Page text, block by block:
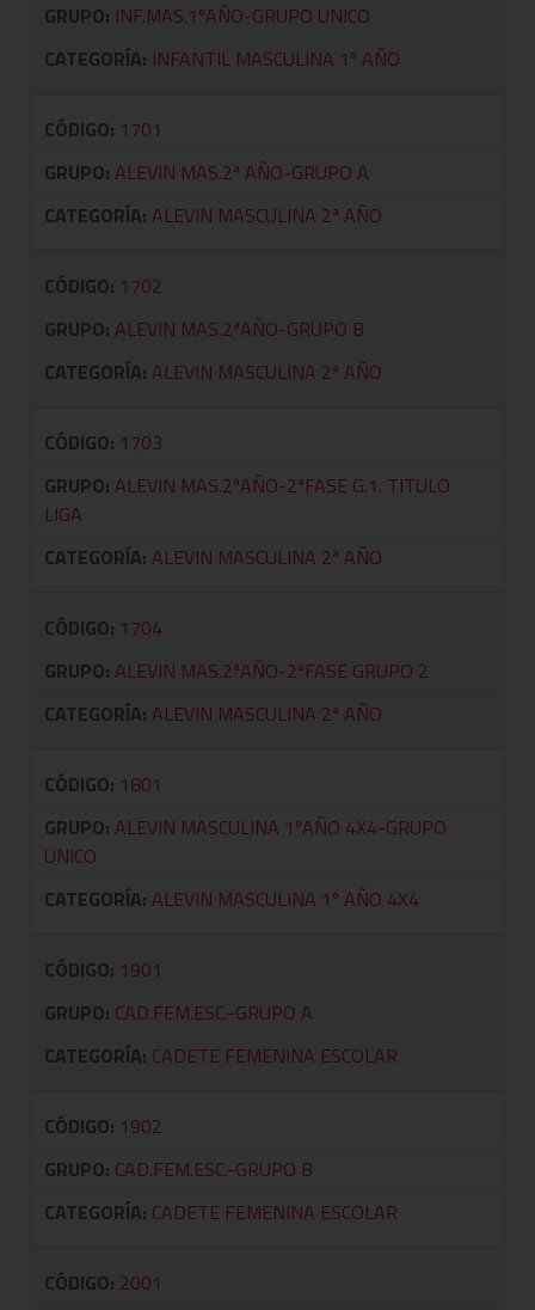
GRUPO: INF.MAS.1ºAÑO-GRUPO UNICO
CATEGORÍA: INFANTIL MASCULINA 1º AÑO
CÓDIGO: 1701
GRUPO: ALEVIN MAS.2ª AÑO-GRUPO A
CATEGORÍA: ALEVIN MASCULINA 2ª AÑO
CÓDIGO: 1702
GRUPO: ALEVIN MAS.2ªAÑO-GRUPO B
CATEGORÍA: ALEVIN MASCULINA 2ª AÑO
CÓDIGO: 1703
GRUPO: ALEVIN MAS.2ªAÑO-2ªFASE G.1. TITULO
LIGA
CATEGORÍA: ALEVIN MASCULINA 2ª AÑO
CÓDIGO: 1704
GRUPO: ALEVIN MAS.2ªAÑO-2ªFASE GRUPO 2
CATEGORÍA: ALEVIN MASCULINA 2ª AÑO
CÓDIGO: 1801
GRUPO: ALEVIN MASCULINA 1ºAÑO 4X4-GRUPO
UNICO
CATEGORÍA: ALEVIN MASCULINA 1º AÑO 4X4
CÓDIGO: 1901
GRUPO: CAD.FEM.ESC.-GRUPO A
CATEGORÍA: CADETE FEMENINA ESCOLAR
CÓDIGO: 1902
GRUPO: CAD.FEM.ESC.-GRUPO B
CATEGORÍA: CADETE FEMENINA ESCOLAR
CÓDIGO: 2001